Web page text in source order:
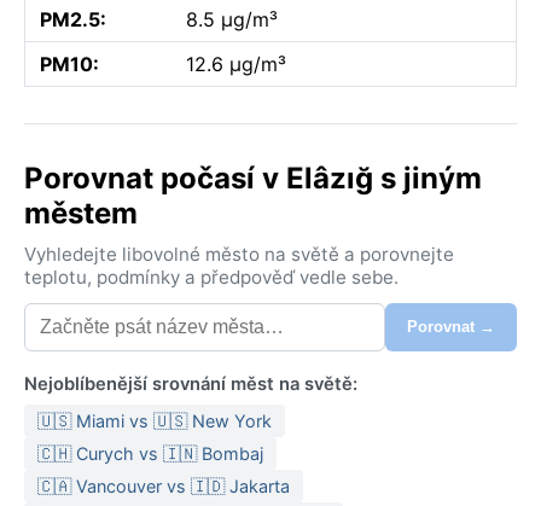
PM2.5:
8.5 µg/m³
PM10:
12.6 µg/m³
Porovnat počasí v Elâzığ s jiným
městem
Vyhledejte libovolné město na světě a porovnejte
teplotu, podmínky a předpověď vedle sebe.
Porovnat →
Nejoblíbenější srovnání měst na světě:
🇺🇸 Miami vs 🇺🇸 New York
🇨🇭 Curych vs 🇮🇳 Bombaj
🇨🇦 Vancouver vs 🇮🇩 Jakarta